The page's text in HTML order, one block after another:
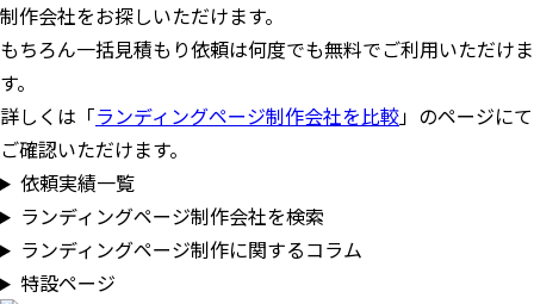
制作会社をお探しいただけます。
もちろん一括見積もり依頼は何度でも無料でご利用いただけま
す。
詳しくは「ランディングページ制作会社を比較」のページにて
ご確認いただけます。
依頼実績一覧
ランディングページ制作会社を検索
ランディングページ制作に関するコラム
特設ページ